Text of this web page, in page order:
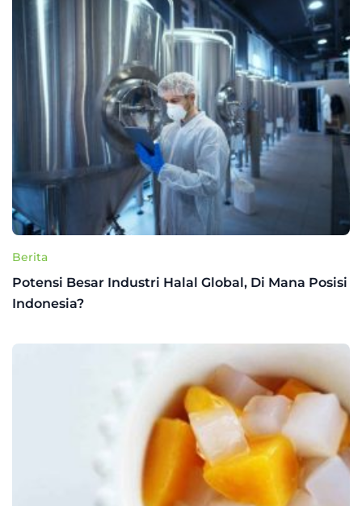
Berita
Potensi Besar Industri Halal Global, Di Mana Posisi
Indonesia?